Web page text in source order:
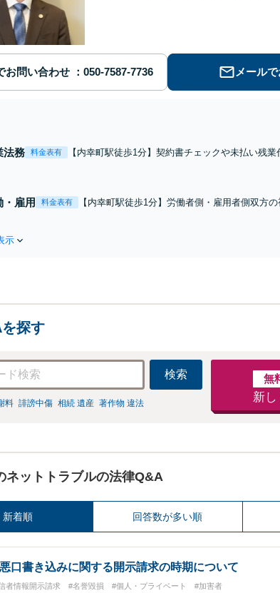
お問い合わせ メール
法務 料金表有
【内幸町駅徒歩1分】契約書チェックや未払い残業
能。ビジネスの安定と発展をバックアップいたしま
・雇用 料金表有
【内幸町駅徒歩1分】労働者側・雇用者側双方の
示
探す
検索
料 誹謗中傷 相続 遺産 著作物 違法
無
新し
ネットトラブルの法律Q&A
新着順 回答数が多い順
口書き込みに関する開示請求の時期について
者情報開示請求 #名誉毀損 #個人・プライベート #加害者